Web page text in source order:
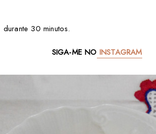
30 minutos.
SIGA-ME NO INSTAGRAM